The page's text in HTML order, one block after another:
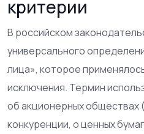
критерии
В российском
универсального
лица», которое
исключения. Термин
об акционерных обществах
конкуренции, о ценных